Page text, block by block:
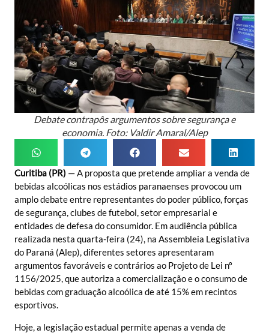
Debate contrapôs argumentos sobre segurança e
economia. Foto: Valdir Amaral/Alep
Curitiba (PR) — A proposta que pretende ampliar a venda de
bebidas alcoólicas nos estádios paranaenses provocou um
amplo debate entre representantes do poder público, forças
de segurança, clubes de futebol, setor empresarial e
entidades de defesa do consumidor. Em audiência pública
realizada nesta quarta-feira (24), na Assembleia Legislativa
do Paraná (Alep), diferentes setores apresentaram
argumentos favoráveis e contrários ao Projeto de Lei nº
1156/2025, que autoriza a comercialização e o consumo de
bebidas com graduação alcoólica de até 15% em recintos
esportivos.
Hoje, a legislação estadual permite apenas a venda de